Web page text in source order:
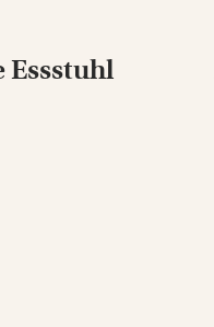
Essstuhl